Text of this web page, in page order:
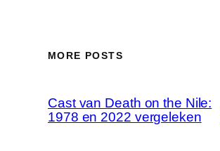
MORE POSTS
Cast van Death on the Nile:
1978 en 2022 vergeleken